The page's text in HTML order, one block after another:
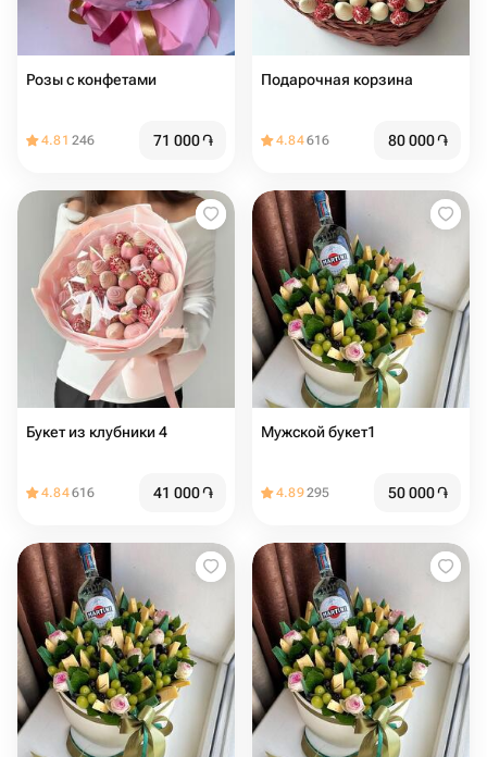
Розы с конфетами
4.81 246 71 000֏
Подарочная корзина
4.84616 80 000֏
Букет из клубники 4
4.84616 41 000֏
Мужской букет1
4.89295 50 000֏